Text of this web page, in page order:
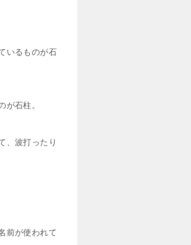
いるものが石
が石柱。
、波打ったり
前が使われて